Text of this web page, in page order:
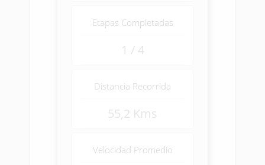
Etapas Completadas
1 / 4
Distancia Recorrida
55,2 Kms
Velocidad Promedio